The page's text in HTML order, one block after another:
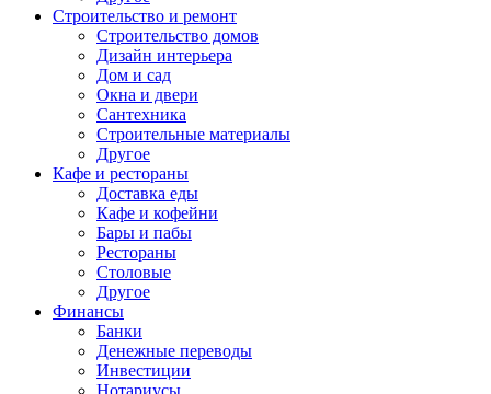
Строительство и ремонт
Строительство домов
Дизайн интерьера
Дом и сад
Окна и двери
Сантехника
Строительные материалы
Другое
Кафе и рестораны
Доставка еды
Кафе и кофейни
Бары и пабы
Рестораны
Столовые
Другое
Финансы
Банки
Денежные переводы
Инвестиции
Нотариусы